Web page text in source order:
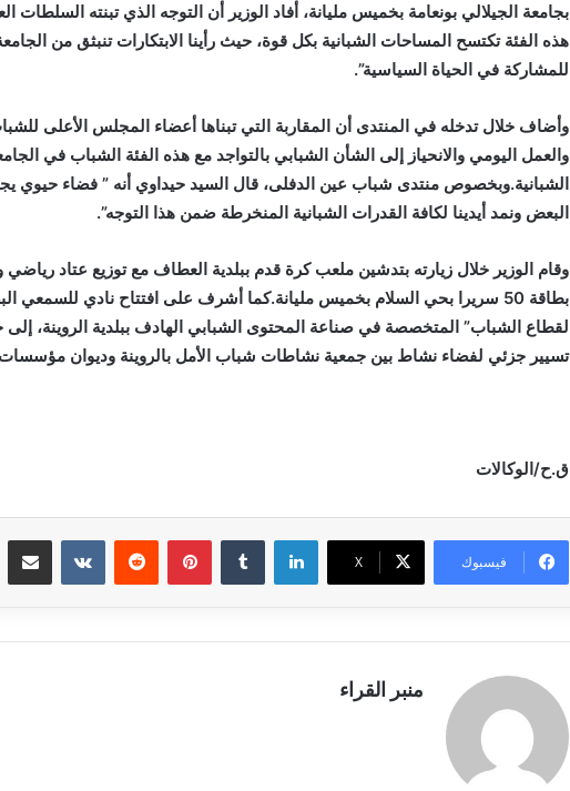
بجامعة الجيلالي بونعامة بخميس مليانة، أفاد الوزير أن التوجه الذي تبنته السلطات
هذه الفئة تكتسح المساحات الشبانية بكل قوة، حيث رأينا الابتكارات تنبثق من الجامعة
للمشاركة في الحياة السياسية”.
وأضاف خلال تدخله في المنتدى أن المقاربة التي تبناها أعضاء المجلس الأعلى
والعمل اليومي والانحياز إلى الشأن الشبابي بالتواجد مع هذه الفئة الشباب في
الشبانية.وبخصوص منتدى شباب عين الدفلى، قال السيد حيداوي أنه ” فضاء حيوي
البعض ونمد أيدينا لكافة القدرات الشبانية المنخرطة ضمن هذا التوجه”.
وقام الوزير خلال زيارته بتدشين ملعب كرة قدم ببلدية العطاف مع توزيع عتاد رياضي
بطاقة 50 سريرا بحي السلام بخميس مليانة.كما أشرف على افتتاح نادي
لقطاع الشباب” المتخصصة في صناعة المحتوى الشبابي الهادف ببلدية الروينة،
تسيير جزئي لفضاء نشاط بين جمعية نشاطات شباب الأمل بالروينة وديوان
ق.ح/الوكالات
فيسبوك X
لينكدإن بينتيريست
منبر القراء